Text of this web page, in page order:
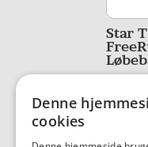
Star
4.3
kr.
Denne
cookies